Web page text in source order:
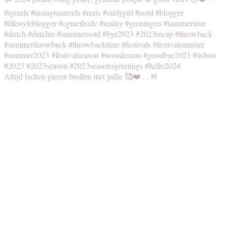
Altijd lachen gieren brullen met jullie 🥰❤️ . . #l